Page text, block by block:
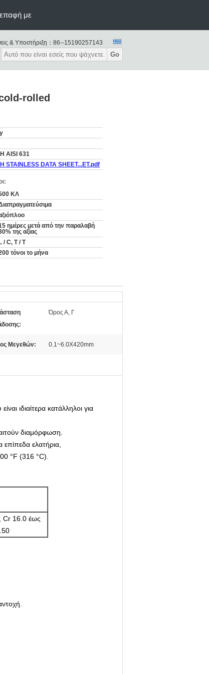
με
& Υποστήριξη： 86--15190257143
Go
rolled
AISI 631
STAINLESS DATA SHEET...ET.pdf
ΚΛ
ημέρες μετά από την παραλαβή
της αξίας
L / C, T / T
τόνοι το μήνα
Όρος Α, Γ
Μεγεθών: 0.1~6.0X420mm
ιδιαίτερα κατάλληλοι για
διαμόρφωση.
επίπεδα ελατήρια,
°F (316 °C).
Cr 16.0 έως